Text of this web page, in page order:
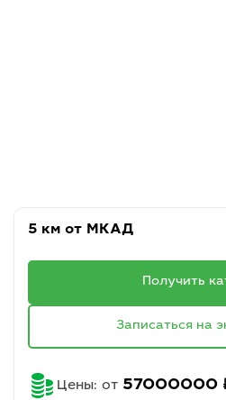
5 км от МКАД
Получить
Записаться на
Цены: от 57000000